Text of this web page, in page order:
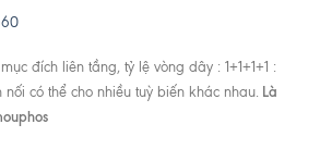
đích liên tầng, tỷ lệ vòng dây : 1+1+1+1 :
nối có thể cho nhiều tuỳ biến khác nhau. Là